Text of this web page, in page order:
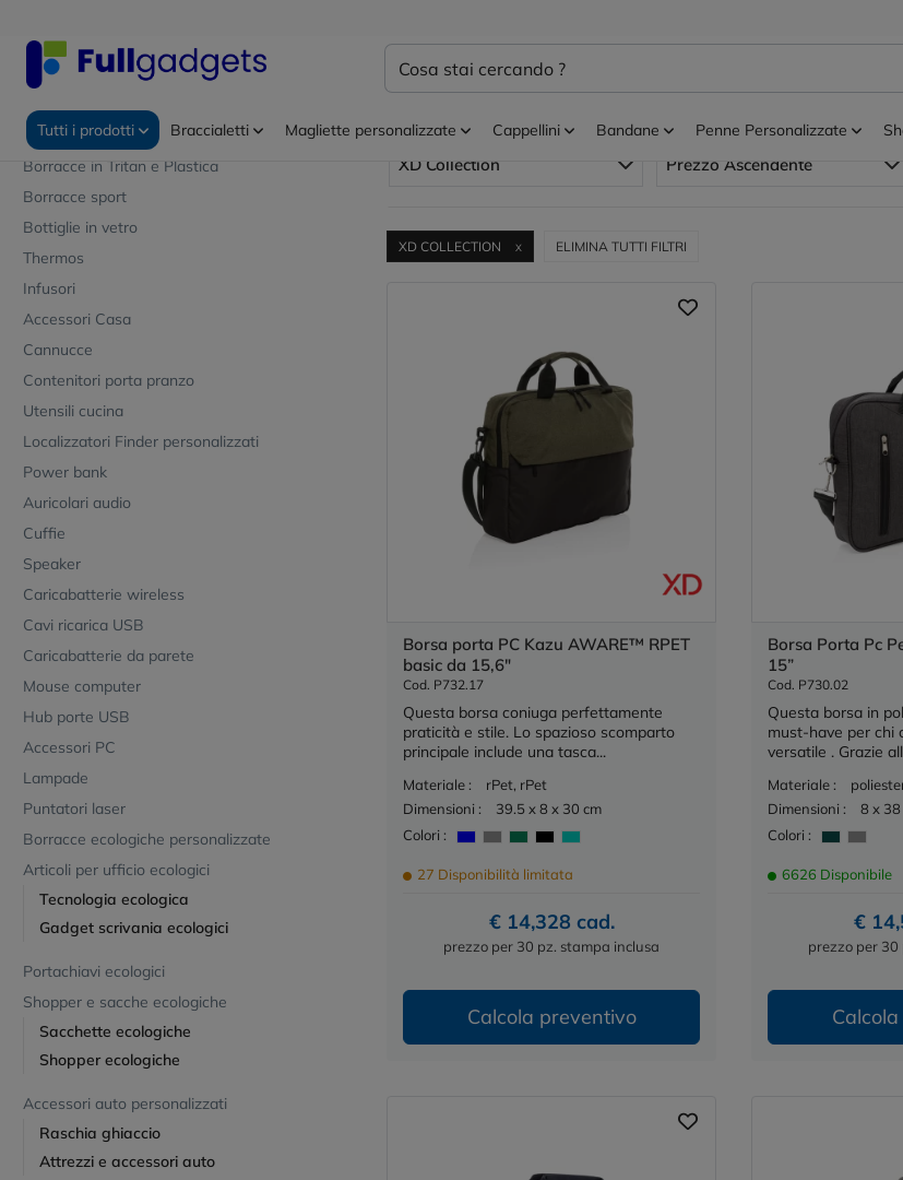
Tutti i prodotti Braccialetti Magliette personalizzate Cappellini Bandane Penne Personalizzate
Ufficio ed eventi
Abbigliamento Alta visibilità
Borracce acciaio
Borracce in Tritan e Plastica
Borracce sport
Bottiglie in vetro
Thermos
Infusori
Accessori Casa
Cannucce
Contenitori porta pranzo
Utensili cucina
Localizzatori Finder personalizzati
Power bank
Auricolari audio
Cuffie
Speaker
Caricabatterie wireless
Cavi ricarica USB
Caricabatterie da parete
Mouse computer
Hub porte USB
Accessori PC
Lampade
Puntatori laser
Borracce ecologiche personalizzate
Articoli per ufficio ecologici
Tecnologia ecologica
Gadget scrivania ecologici
Portachiavi ecologici
Shopper e sacche ecologiche
Sacchette ecologiche
Shopper ecologiche
Accessori auto personalizzati
Raschia ghiaccio
Attrezzi e accessori auto
Home XD Collection Ufficio ed eventi Cartelle per congressi e
Borse porta PC executive XD Collection
XD Collection Prezzo Ascendente
XD COLLECTION X ELIMINA TUTTI FILTRI
Borsa porta PC Kazu AWARE™ RPET
basic da 15,6"
Cod. P732.17
Questa borsa coniuga perfettamente
praticità e stile. Lo spazioso scomparto
principale include una tasca...
Materiale :
rPet, rPet
Dimensioni :
39.5 x 8 x 30 cm
Colori :
27 Disponibilità limitata
€ 14,328 cad.
prezzo per 30 pz. stampa inclusa
Calcola preventivo
Borsa Porta Pc
15”
Cod. P730.02
Questa borsa in
must-have per chi
versatile . Grazie
Materiale :
Dimensioni :
8 x
Colori :
6626 Disponibile
€
prezzo per 30